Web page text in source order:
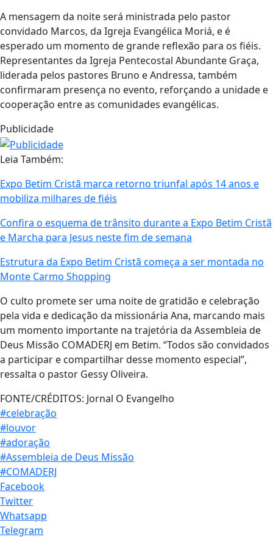
A mensagem da noite será ministrada pelo pastor
convidado Marcos, da Igreja Evangélica Moriá, e é
esperado um momento de grande reflexão para os fiéis.
Representantes da Igreja Pentecostal Abundante Graça,
liderada pelos pastores Bruno e Andressa, também
confirmaram presença no evento, reforçando a unidade e
cooperação entre as comunidades evangélicas.
Publicidade
Leia Também:
Expo Betim Cristã marca retorno triunfal após 14 anos e
mobiliza milhares de fiéis
Confira o esquema de trânsito durante a Expo Betim Cristã
e Marcha para Jesus neste fim de semana
Estrutura da Expo Betim Cristã começa a ser montada no
Monte Carmo Shopping
O culto promete ser uma noite de gratidão e celebração
pela vida e dedicação da missionária Ana, marcando mais
um momento importante na trajetória da Assembleia de
Deus Missão COMADERJ em Betim. “Todos são convidados
a participar e compartilhar desse momento especial”,
ressalta o pastor Gessy Oliveira.
FONTE/CRÉDITOS: Jornal O Evangelho
#celebração
#louvor
#adoração
#Assembleia de Deus Missão
#COMADERJ
Facebook
Twitter
Whatsapp
Telegram